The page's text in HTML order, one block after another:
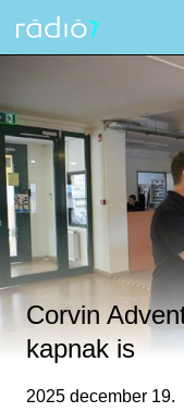
Corvin
kapnak is
2025 december 19.